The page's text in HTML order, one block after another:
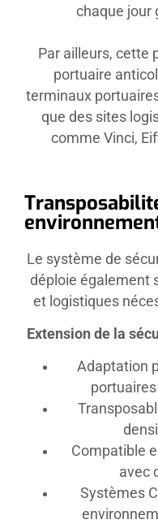
chaque jour
Par ailleurs, cette
portuaire
terminaux
que des sites
comme Vinci,
Le système de
déploie également
et logistiques
Extension de la
Adaptation
Compatible
avec
Systèmes